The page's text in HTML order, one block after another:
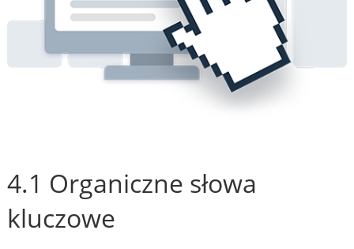
4.1 Organiczne słowa
kluczowe